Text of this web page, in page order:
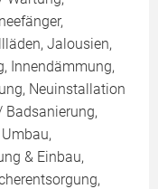
Jalousien,
Innendämmung,
Neuinstallation
Badsanierung,
& Einbau,